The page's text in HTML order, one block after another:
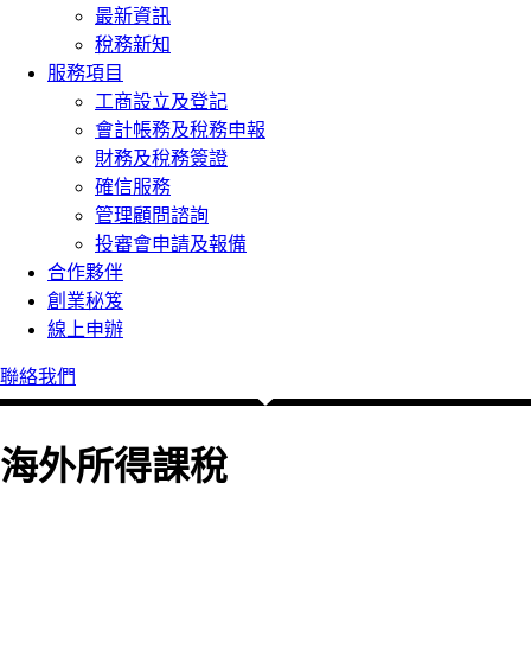
最新資訊
稅務新知
服務項目
工商設立及登記
會計帳務及稅務申報
財務及稅務簽證
確信服務
管理顧問諮詢
投審會申請及報備
合作夥伴
創業秘笈
線上申辦
聯絡我們
海外所得課稅